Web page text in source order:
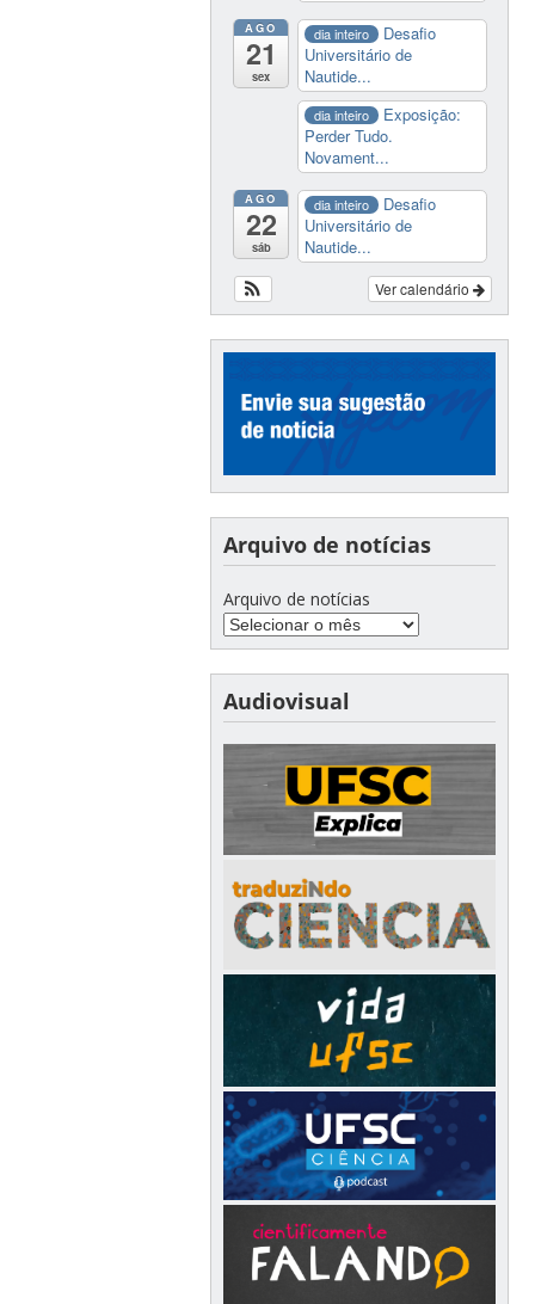
AGO
21
sex
dia inteiro
Desafio
Universitário de
Nautide...
dia inteiro
Exposição:
Perder Tudo.
Novament...
AGO
22
sáb
dia inteiro
Desafio
Universitário de
Nautide...
Ver calendário
Arquivo de notícias
Arquivo de notícias
Audiovisual